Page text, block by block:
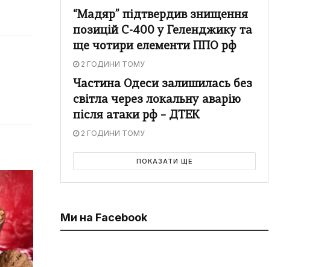
“Мадяр” підтвердив знищення
позицій С-400 у Геленджику та
ще чотири елементи ППО рф
2 ГОДИНИ ТОМУ
Частина Одеси залишилась без
світла через локальну аварію
після атаки рф – ДТЕК
2 ГОДИНИ ТОМУ
ПОКАЗАТИ ЩЕ
Ми на Facebook